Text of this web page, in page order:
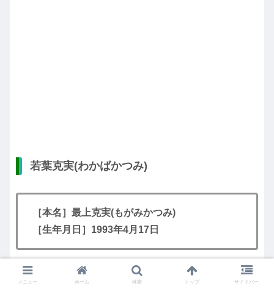
若葉克実(わかばかつみ)
［本名］最上克実(もがみかつみ)
［生年月日］1993年4月17日
若葉克実さんは2002年に『探偵学園Q』で兄の若葉竜
メニュー ホーム 検索 トップ サイドバー